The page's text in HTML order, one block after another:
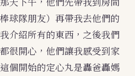
球隊朋友）再帶我去他們的
介紹所有的東西，之後我們
很開心，他們讓我感受到家
個開始的定心丸是轟爸轟媽